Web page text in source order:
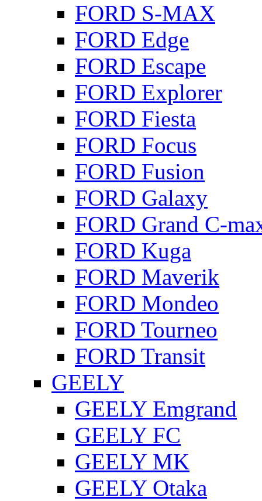
FORD S-MAX
FORD Edge
FORD Escape
FORD Explorer
FORD Fiesta
FORD Focus
FORD Fusion
FORD Galaxy
FORD Grand C-
FORD Kuga
FORD Maverik
FORD Mondeo
FORD Tourneo
FORD Transit
GEELY
GEELY Emgrand
GEELY FC
GEELY MK
GEELY Otaka